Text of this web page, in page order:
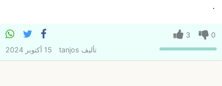
.
0
3
تأليف tanjos 15 أكتوبر 2024